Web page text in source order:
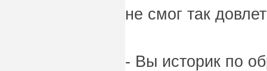
не смог так
- Вы историк по